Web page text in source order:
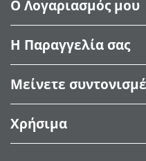
Ο Λογαριασμός μου
Η Παραγγελία σας
Μείνετε
Χρήσιμα